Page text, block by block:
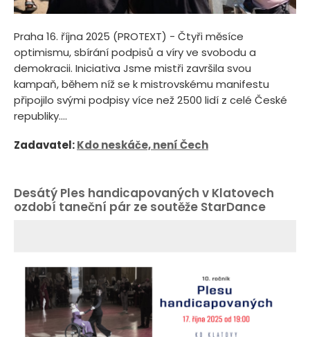
Praha 16. října 2025 (PROTEXT) - Čtyři měsíce
optimismu, sbírání podpisů a víry ve svobodu a
demokracii. Iniciativa Jsme mistři završila svou
kampaň, během níž se k mistrovskému manifestu
připojilo svými podpisy více než 2500 lidí z celé České
republiky....
Zadavatel:Kdo neskáče, není Čech
Desátý Ples handicapovaných v Klatovech
ozdobí taneční pár ze soutěže StarDance